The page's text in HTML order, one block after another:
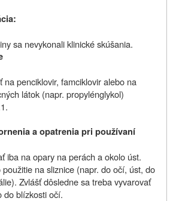
sa nevykonali klinické skúšania.
na penciklovir, famciklovir alebo na
látok (napr. propylénglykol)
a opatrenia pri používaní
iba na opary na perách a okolo úst.
na sliznice (napr. do očí, úst, do
Zvlášť dôsledne sa treba vyvarovať
do blízkosti očí.